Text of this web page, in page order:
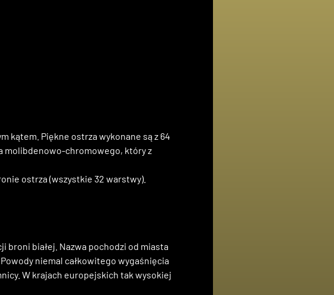
kątem. Piękne ostrza wykonane są z 64
molibdenowo-chromowego, który z
ostrza (wszystkie 32 warstwy).
broni białej. Nazwa pochodzi od miasta
Powody niemal całkowitego wygaśnięcia
W krajach europejskich tak wysokiej